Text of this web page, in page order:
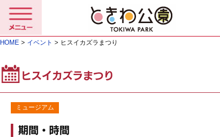
HOME > イベント > ヒスイカズラまつり
ヒスイカズラまつり
ミュージアム
期間・時間